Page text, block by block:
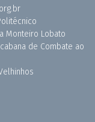
Monteiro Lobato
de Combate ao